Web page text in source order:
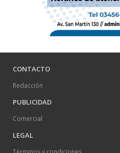
CONTACTO
Redacción
PUBLICIDAD
Comercial
LEGAL